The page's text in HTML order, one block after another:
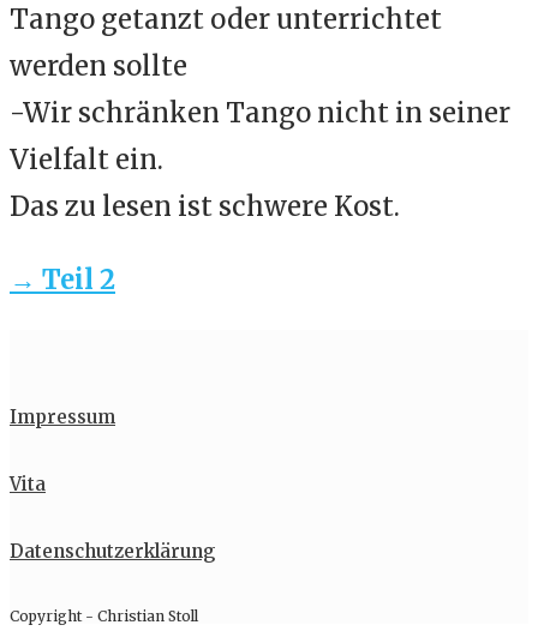
Tango getanzt oder unterrichtet
werden sollte
-Wir schränken Tango nicht in seiner
Vielfalt ein.
Das zu lesen ist schwere Kost.
→ Teil 2
Impressum
Vita
Datenschutzerklärung
Copyright - Christian Stoll